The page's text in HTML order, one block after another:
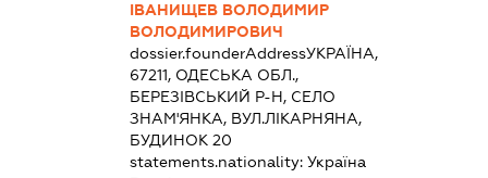
ІВАНИЩЕВ ВОЛОДИМИР
ВОЛОДИМИРОВИЧ
dossier.founderAddressУКРАЇНА,
67211, ОДЕСЬКА ОБЛ.,
БЕРЕЗІВСЬКИЙ Р-Н, СЕЛО
ЗНАМ'ЯНКА, ВУЛ.ЛІКАРНЯНА,
БУДИНОК 20
statements.nationality:Україна